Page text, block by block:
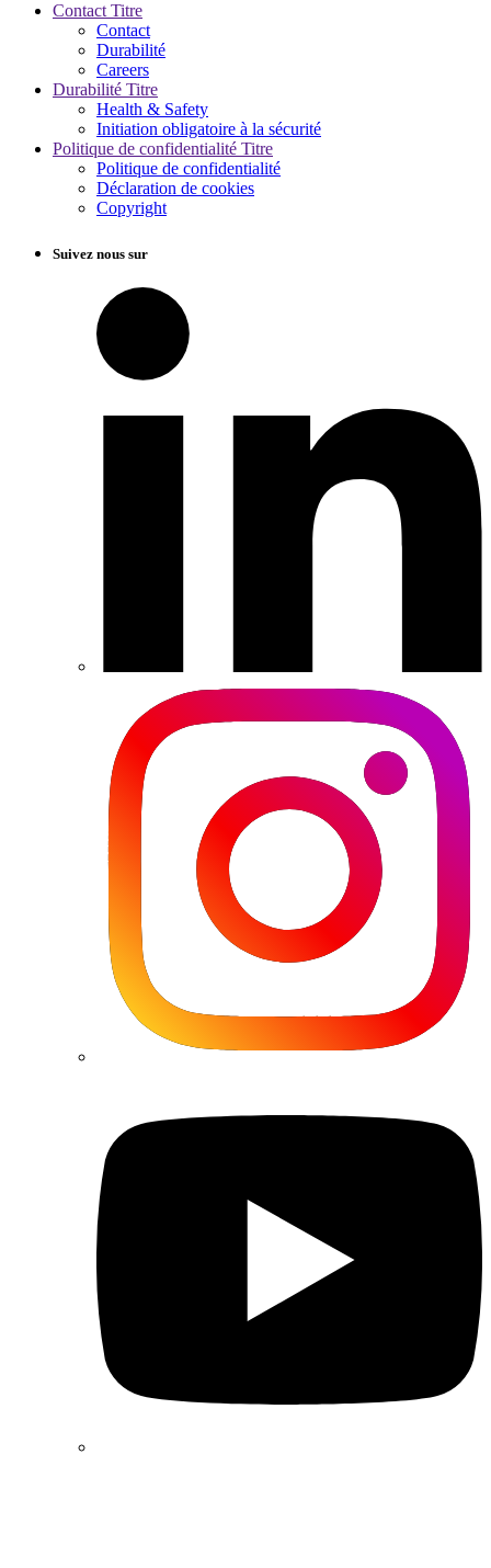
Contact Titre
Contact
Durabilité
Careers
Durabilité Titre
Health & Safety
Initiation obligatoire à la sécurité
Politique de confidentialité Titre
Politique de confidentialité
Déclaration de cookies
Copyright
Suivez nous sur